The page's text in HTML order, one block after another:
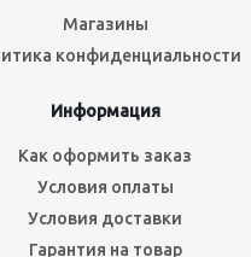
Магазины
конфиденциальности
Информация
Как оформить заказ
Условия оплаты
Условия доставки
Гарантия на товар